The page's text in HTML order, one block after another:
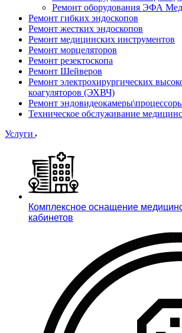
Ремонт оборудования ЭФА
Ремонт гибких эндоскопов
Ремонт жестких эндоскопов
Ремонт медицинских инструментов
Ремонт морцеляторов
Ремонт резектоскопа
Ремонт Шейверов
Ремонт электрохирургических
коагуляторов (ЭХВЧ)
Ремонт
Техническое обслуживание
Услуги
Комплексное оснащение
кабинетов